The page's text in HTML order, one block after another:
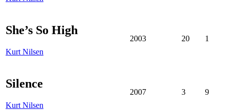
She’s So High
Kurt Nilsen
2003 20 1
Silence
Kurt Nilsen
2007 3 9